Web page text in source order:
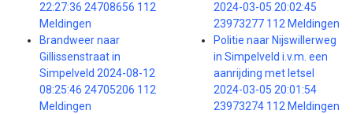
22:27:36 24708656 112
Meldingen
Brandweer naar
Gillissenstraat in
Simpelveld 2024-08-12
08:25:46 24705206 112
Meldingen
2024-03-05 20:02:45
23973277 112 Meldingen
Politie naar Nijswillerweg
in Simpelveld i.v.m. een
aanrijding met letsel
2024-03-05 20:01:54
23973274 112 Meldingen